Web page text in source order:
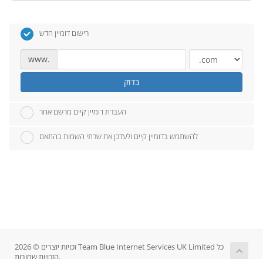
רישום דומיין חדש
www.
בדוק
העברת דומיין קיים מרשם אחר
להשתמש בדומיין קיים ולעדכן את שרתי השמות בהתאם
זכויות יוצרים © 2026 Team Blue Internet Services UK Limited כל
הזכויות שמורות.